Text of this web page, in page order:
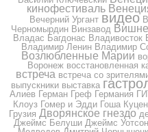
кинофестиваль
Вечерний Ургант видео
Черномырдин Винзавод
Владас Багдонас Владивосток
Владимир Ленин Владимир
Возлюбленные Марии
Воронеж восстановленная
встреча встреча со
выпускники выставка
Алиев Герман Греф Германия
Клоуз Гомер и Эдди Гоша
Грузия Дворянское гнездо
Джеймс Белуши Джеймс Уотсон